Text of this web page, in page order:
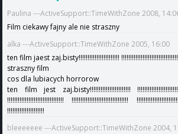
Paulina ---ActiveSupport::TimeWithZone 2008,
Film ciekawy fajny ale nie straszny
alka ---ActiveSupport::TimeWithZone 2005, 16:00
ten film jaest zaj.bisty!!!!!!!!!!!!!!!!!!!!!!! !!!!!!!!!!!!!!!!!!!!!!!!!!!!!!!!
straszny film
cos dla lubiacych horrorow
ten film jest zaj.bisty!!!!!!!!!!!!!!!!!!!!!!!
!!!!!!!!!!!!!!!!!!!!!!!!!!!!!!!! !!!!!!!!!!!!!!!!!!!!!!!!!!!!!!!!
!!!!!!!!!!!!!!!!!!!!!
bleeeeeee ---ActiveSupport::TimeWithZone 2004,